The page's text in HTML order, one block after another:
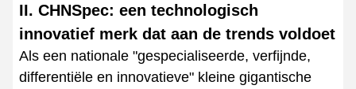
II. CHNSpec: een technologisch
innovatief merk dat aan de trends voldoet
Als een nationale "gespecialiseerde, verfijnde,
differentiële en innovatieve" kleine gigantische